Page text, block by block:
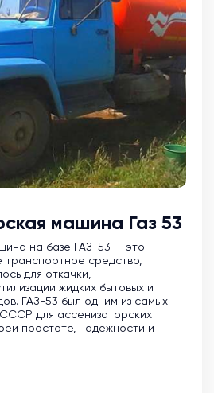
машина Газ 53
на базе ГАЗ-53 — это
транспортное средство,
для откачки,
жидких бытовых и
ГАЗ-53 был одним из самых
для ассенизаторских
простоте, надёжности и